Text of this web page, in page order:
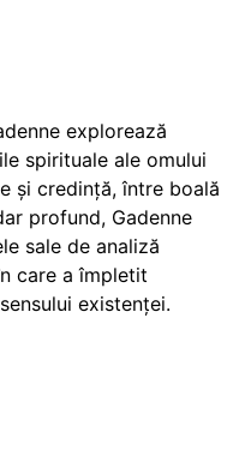
explorează
spirituale ale omului
și credință, între boală
profund, Gadenne
sale de analiză
care a împletit
existenței.